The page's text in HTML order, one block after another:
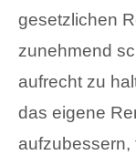
gesetzlichen
zunehmend
aufrecht zu
das eigene
aufzubessern,